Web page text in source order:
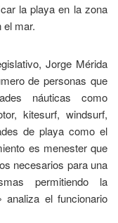
la playa en la zona
el mar.
Jorge Mérida
de personas que
náuticas como
kitesurf, windsurf,
de playa como el
es menester que
necesarios para una
permitiendo la
analiza el funcionario